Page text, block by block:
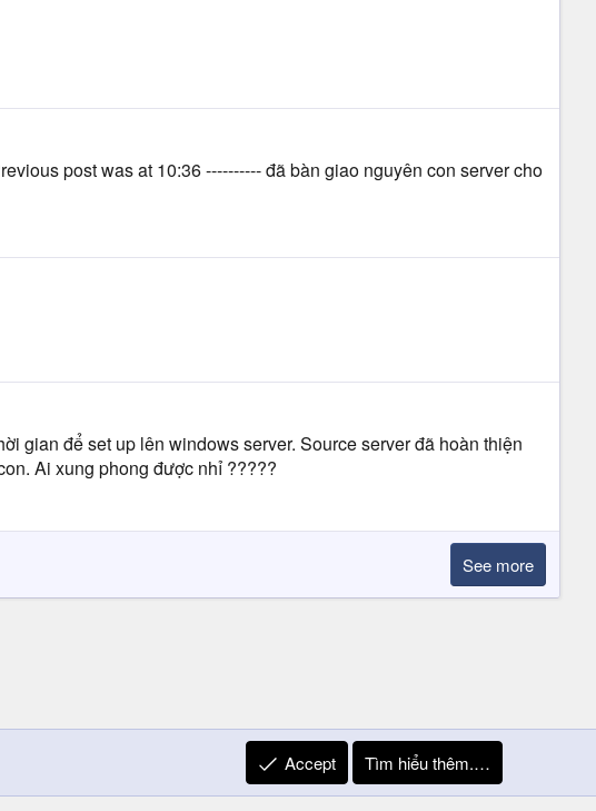
post was at 10:36 ---------- đã bàn giao nguyên con server cho
gian để set up lên windows server. Source server đã hoàn thiện
Ai xung phong được nhỉ ?????
See more
Quy định và Nội quy Privacy Policy Trợ giúp
S
Accept Tìm hiểu thêm.…